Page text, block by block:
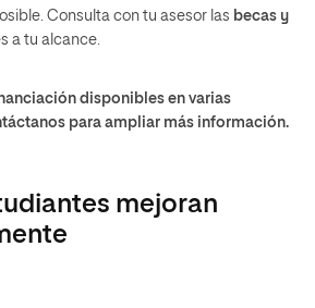
Consulta con tu asesor las becas y
a tu alcance.
disponibles en varias
para ampliar más información.
mejoran